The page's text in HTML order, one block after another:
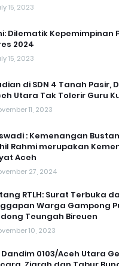
15, 2023
Dilematik Kepemimpinan
2024
15, 2023
di SDN 4 Tanah Pasir,
Utara Tak Tolerir Guru
11, 2023
: Kemenangan
Rahmi merupakan
Aceh
27, 2024
RTLH: Surat Terbuka
Warga Gampong
Teungah Bireuen
10, 2023
Dandim 0103/Aceh Utara